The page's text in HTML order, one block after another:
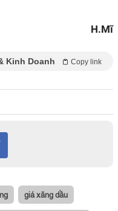
H.Mĩ
Kinh Doanh Copy link
giá xăng dầu